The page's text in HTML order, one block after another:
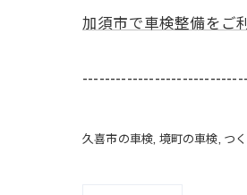
加須市で車検整備をご
久喜市の車検 境町の車検 つ